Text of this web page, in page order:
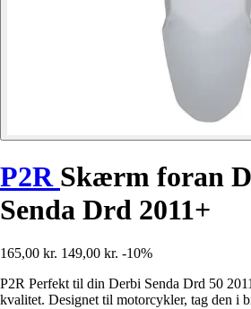
P2R Skærm foran
Senda Drd 2011+
165,00 kr. 149,00 kr. -10%
P2R Perfekt til din Derbi Senda Drd 50
kvalitet. Designet til motorcykler, tag den i